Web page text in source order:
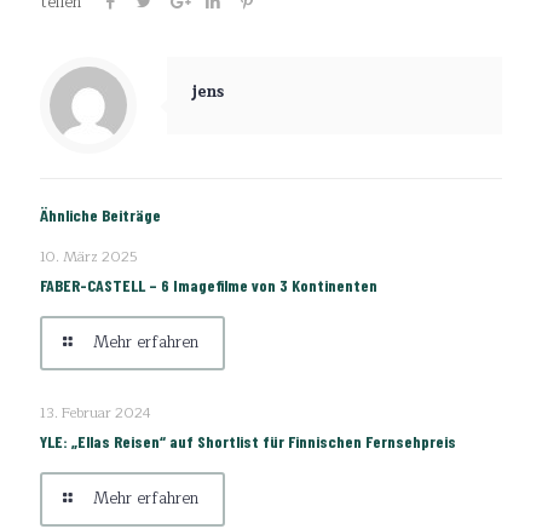
jens
Ähnliche Beiträge
10. März 2025
FABER-CASTELL – 6 Imagefilme von 3 Kontinenten
Mehr erfahren
13. Februar 2024
YLE: „Ellas Reisen“ auf Shortlist für Finnischen Fernsehpreis
Mehr erfahren